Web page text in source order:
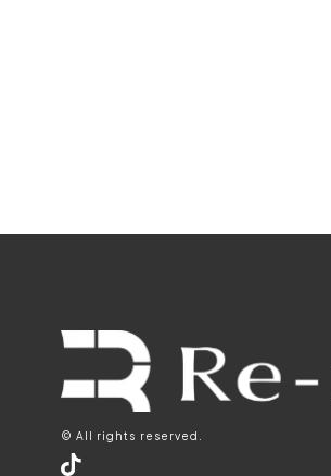
© All rights reserved.